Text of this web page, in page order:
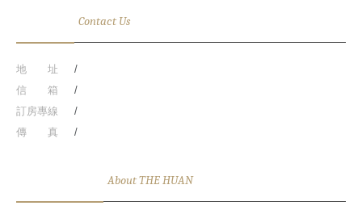
Contact Us
地 址
信 箱
訂房專線
傳 真
About THE HUAN